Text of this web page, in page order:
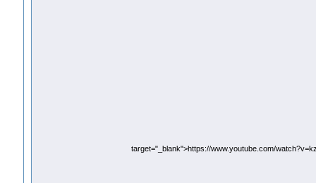
target="_blank">https://www.youtube.com/